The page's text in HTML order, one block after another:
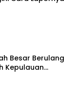
Besar Berulang
Kepulauan